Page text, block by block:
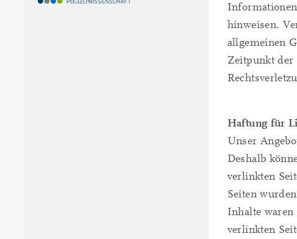
hinweisen.
allgemeinen
Zeitpunkt der
Haftung für
Unser
Deshalb
verlinkten
Seiten
Inhalte
verlinkten